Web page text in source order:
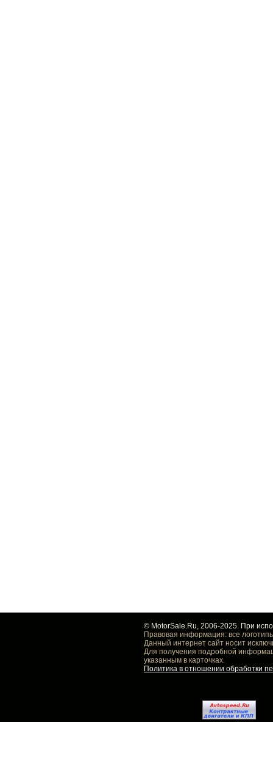
© MotorSale.Ru, 2006-2025. При
Правовая информация: все
Данный интернет сайт носит
Для получения подробной
указанным в карточках.
Политика в отношении обработки